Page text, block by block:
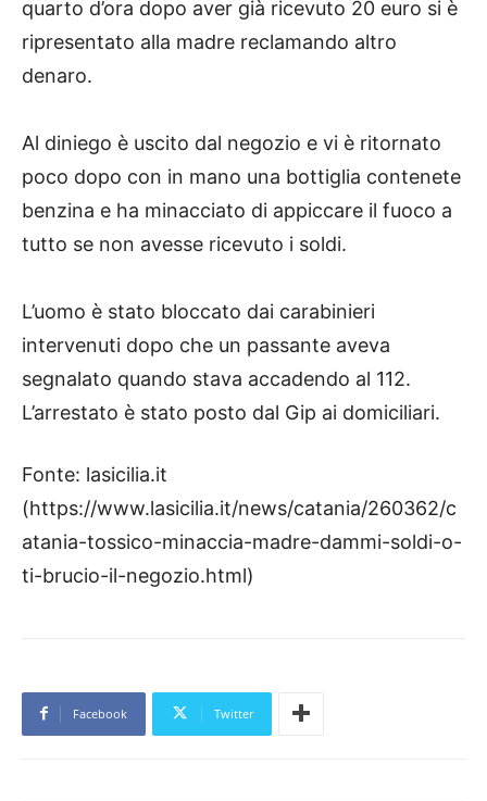
quarto d’ora dopo aver già ricevuto 20 euro si è
ripresentato alla madre reclamando altro
denaro.
Al diniego è uscito dal negozio e vi è ritornato
poco dopo con in mano una bottiglia contenete
benzina e ha minacciato di appiccare il fuoco a
tutto se non avesse ricevuto i soldi.
L’uomo è stato bloccato dai carabinieri
intervenuti dopo che un passante aveva
segnalato quando stava accadendo al 112.
L’arrestato è stato posto dal Gip ai domiciliari.
Fonte: lasicilia.it
(https://www.lasicilia.it/news/catania/260362/c
atania-tossico-minaccia-madre-dammi-soldi-o-
ti-brucio-il-negozio.html)
Facebook Twitter